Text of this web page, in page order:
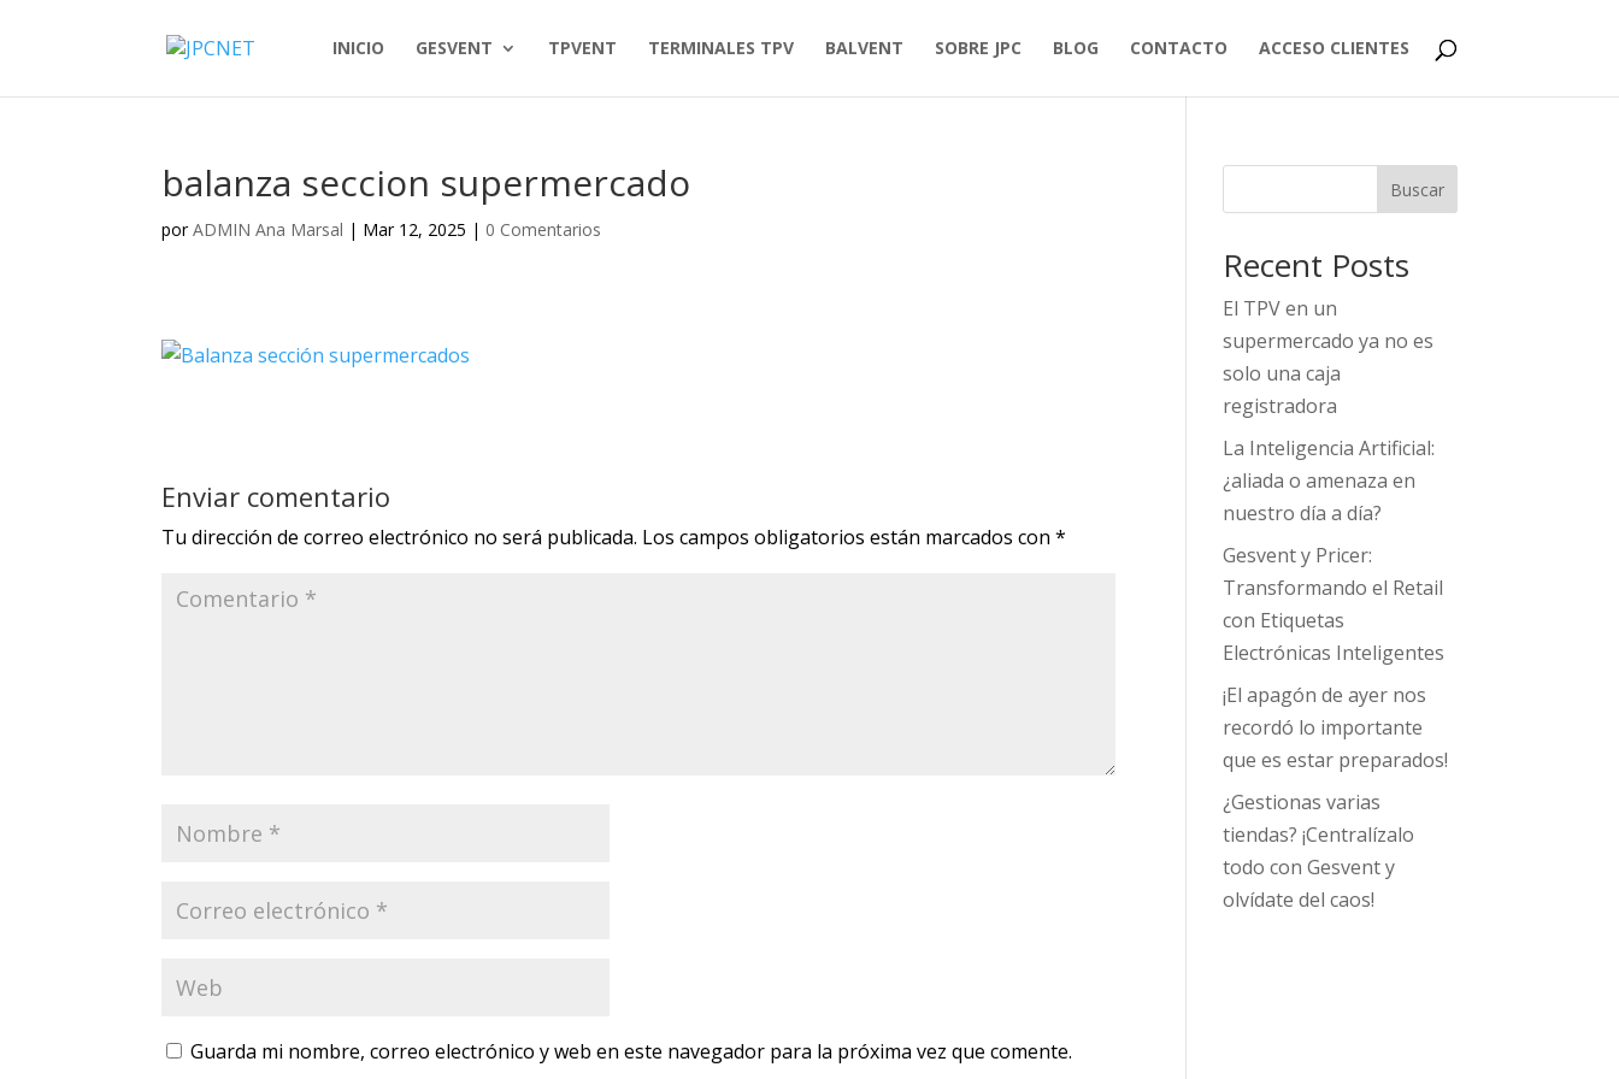
INICIO GESVENT TPVENT TERMINALES TPV BALVENT SOBRE JPC BLOG CONTACTO ACCESO CLIENTES
balanza seccion supermercado
porADMIN Ana Marsal | Mar 12, 2025 | 0 Comentarios
Enviar comentario
Tu dirección de correo electrónico no será publicada. Los campos obligatorios están marcados con*
Guarda mi nombre, correo electrónico y web en este navegador para la próxima vez que comente.
Buscar
Recent Posts
El TPV en un
supermercado ya no es
solo una caja
registradora
La Inteligencia Artificial:
¿aliada o amenaza en
nuestro día a día?
Gesvent y Pricer:
Transformando el Retail
con Etiquetas
Electrónicas Inteligentes
¡El apagón de ayer nos
recordó lo importante
que es estar preparados!
¿Gestionas varias
tiendas? ¡Centralízalo
todo con Gesvent y
olvídate del caos!